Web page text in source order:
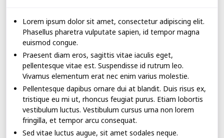
Lorem ipsum dolor sit amet, consectetur adipiscing elit.
Phasellus pharetra vulputate sapien, id tempor magna
euismod congue.
Praesent diam eros, sagittis vitae iaculis eget,
pellentesque vitae est. Suspendisse id rutrum leo.
Vivamus elementum erat nec enim varius molestie.
Pellentesque dapibus ornare dui at blandit. Duis risus ex,
tristique eu mi ut, rhoncus feugiat purus. Etiam lobortis
vestibulum luctus. Vestibulum cursus urna non lorem
fringilla, et tempor arcu consequat.
Sed vitae luctus augue, sit amet sodales neque.